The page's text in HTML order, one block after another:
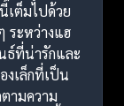
เต็มไปด้วย
ระหว่างแฮ
ธ์ที่น่ารักและ
งเล็กที่เป็น
ามความ